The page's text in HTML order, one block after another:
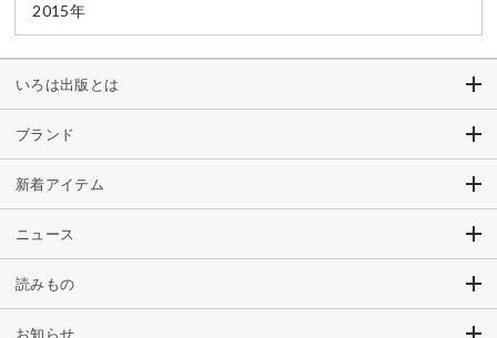
2015年
いろは出版とは
ブランド
新着アイテム
ニュース
読みもの
お知らせ